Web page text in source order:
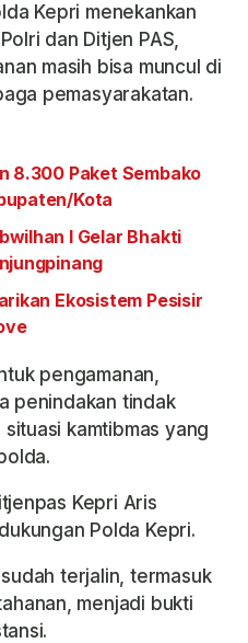
Kepri menekankan
dan Ditjen PAS,
masih bisa muncul di
pemasyarakatan.
8.300 Paket Sembako
Kota
I Gelar Bhakti
Ekosistem Pesisir
pengamanan,
penindakan tindak
kamtibmas yang
Kepri Aris
Polda Kepri.
terjalin, termasuk
menjadi bukti